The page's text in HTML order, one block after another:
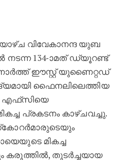
വിവേകാനന്ദ യുബ
നടന്ന 134-ാമത് ഡ്യൂറണ്ട്
ഈസ്റ്റ് യുണൈറ്റഡ്
ഫൈനലിലെത്തിയ
എഫ്‌സിയെ
പ്രകടനം കാഴ്ചവച്ചു.
മികച്ച
കരുത്തിൽ, തുടർച്ചയായ